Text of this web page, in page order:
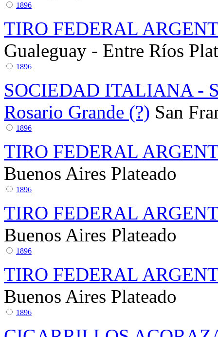
1896
TIRO FEDERAL
Gualeguay - Entre Ríos
1896
SOCIEDAD ITALIANA -
Rosario Grande (?) San
1896
TIRO FEDERAL
Buenos Aires Plateado
1896
TIRO FEDERAL
Buenos Aires Plateado
1896
TIRO FEDERAL
Buenos Aires Plateado
1896